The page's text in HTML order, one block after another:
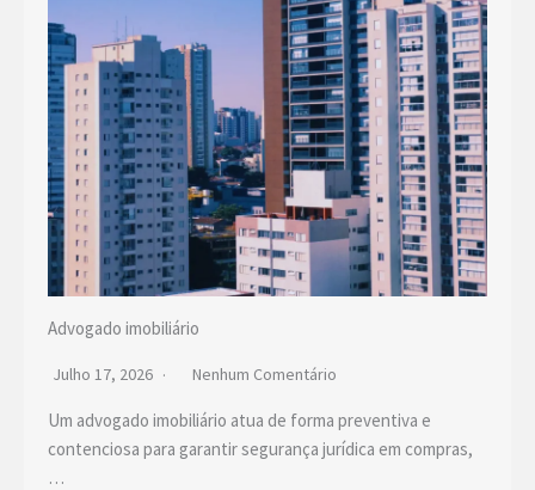
Advogado imobiliário
Julho 17, 2026 Nenhum Comentário
Um advogado imobiliário atua de forma preventiva e
contenciosa para garantir segurança jurídica em compras,
…